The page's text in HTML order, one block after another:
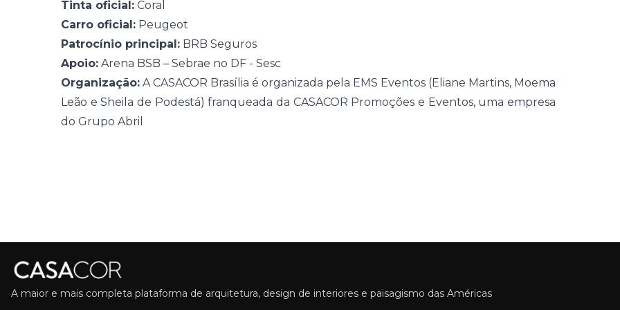
Tinta oficial: Coral
Carro oficial: Peugeot
Patrocínio principal: BRB Seguros
Apoio: Arena BSB – Sebrae no DF - Sesc
Organização: A CASACOR Brasília é organizada pela EMS Eventos (Eliane Martins, Moema
Leão e Sheila de Podestá) franqueada da CASACOR Promoções e Eventos, uma empresa
do Grupo Abril
A maior e mais completa plataforma de arquitetura, design de interiores e paisagismo das Américas